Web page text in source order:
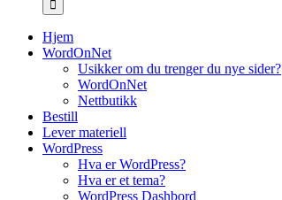
Hjem
WordOnNet
Usikker om du trenger du nye sider?
WordOnNet
Nettbutikk
Bestill
Lever materiell
WordPress
Hva er WordPress?
Hva er et tema?
WordPress Dashbord